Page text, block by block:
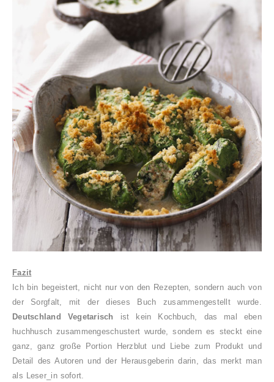
Fazit
Ich bin begeistert, nicht nur von den Rezepten, sondern auch von
der Sorgfalt, mit der dieses Buch zusammengestellt wurde.
Deutschland Vegetarisch
ist kein Kochbuch, das mal eben
huchhusch zusammengeschustert wurde, sondern es steckt eine
ganz, ganz große Portion Herzblut und Liebe zum Produkt und
Detail des Autoren und der Herausgeberin darin, das merkt man
als Leser_in sofort.